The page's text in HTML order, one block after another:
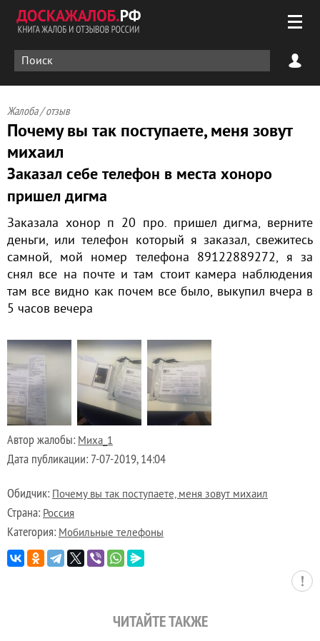
Жалоба / отзыв
Почему вы так поступаете, меня зовут
михаил
Заказал себе телефон в места хоноро
пришел дигма
Заказала хонор п 20 про. пришел дигма, верните
деньги, или телефон который я заказал, свежитесь
самной, мой номер телефона 89122889272, я за
снял все на почте и там стоит камера наблюдения
там все видно как почем все было, выкупил вчера в
5 часов вечера
Автор жалобы: Миха_1
Дата публикации: 7-07-2019, 14:04
Обидчик: Почему вы так поступаете, меня зовут михаил
Страна: Россия
Категория: Мобильные телефоны
ЧИТАЙТЕ ТАКЖЕ